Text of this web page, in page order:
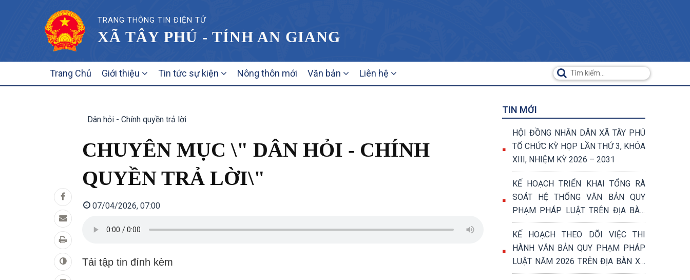
TRANG THÔNG TIN ĐIỆN TỬ
XÃ TÂY PHÚ - TỈNH AN GIANG
NAVIGATION
Trang Chủ Giới thiệu Tin tức sự kiện Nông thôn mới Văn bản Liên hệ
Dân hỏi - Chính quyền trả lời
CHUYÊN MỤC \" DÂN HỎI - CHÍNH
QUYỀN TRẢ LỜI\"
07/04/2026, 07:00
Tải tập tin đính kèm
TIN MỚI
HỘI ĐỒNG NHÂN DÂN XÃ TÂY PHÚ
TỔ CHỨC KỲ HỌP LẦN THỨ 3, KHÓA
XIII, NHIỆM KỲ 2026 – 2031
KẾ HOẠCH TRIỂN KHAI TỔNG RÀ
SOÁT HỆ THỐNG VĂN BẢN QUY
PHẠM PHÁP LUẬT TRÊN ĐỊA BÀN
XÃ TÂY PHÚ NĂM 2026
KẾ HOẠCH THEO DÕI VIỆC THI
HÀNH VĂN BẢN QUY PHẠM PHÁP
LUẬT NĂM 2026 TRÊN ĐỊA BÀN XÃ
TÂY PHÚ